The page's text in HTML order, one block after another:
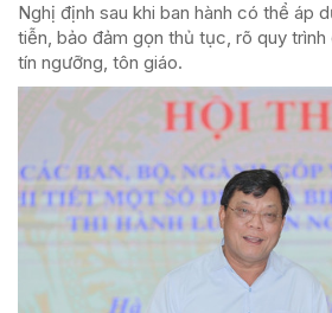
Nghị định sau khi ban hành có thể áp
tiễn, bảo đảm gọn thủ tục, rõ quy
tín ngưỡng, tôn giáo.